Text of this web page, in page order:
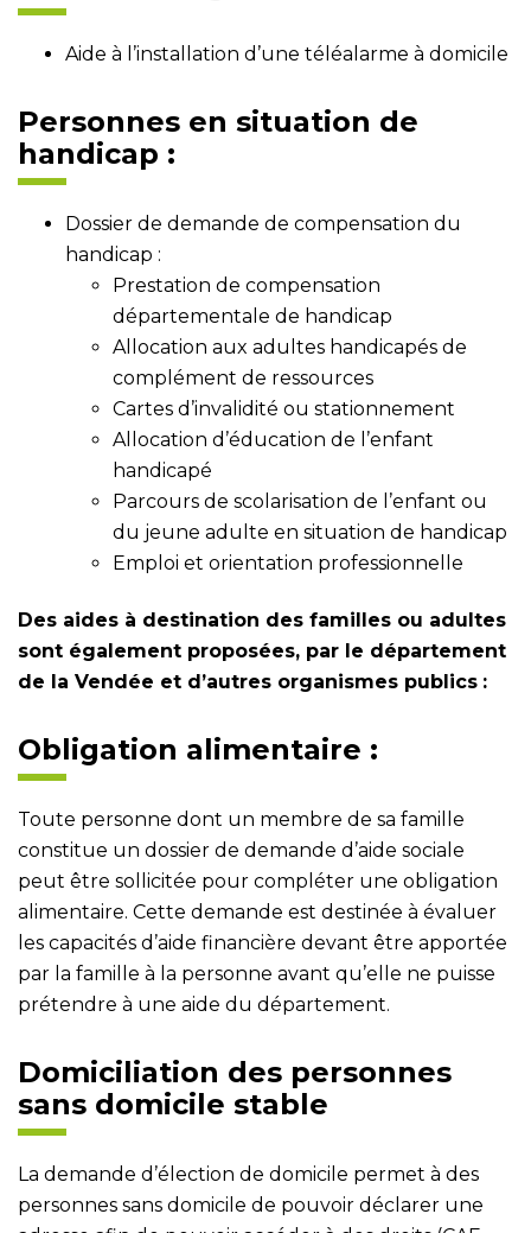
Aide à l’installation d’une téléalarme à domicile
Personnes en situation de
handicap :
Dossier de demande de compensation du
handicap :
Prestation de compensation
départementale de handicap
Allocation aux adultes handicapés de
complément de ressources
Cartes d’invalidité ou stationnement
Allocation d’éducation de l’enfant
handicapé
Parcours de scolarisation de l’enfant ou
du jeune adulte en situation de handicap
Emploi et orientation professionnelle
Des aides à destination des familles ou adultes
sont également proposées, par le département
de la Vendée et d’autres organismes publics :
Obligation alimentaire :
Toute personne dont un membre de sa famille
constitue un dossier de demande d’aide sociale
peut être sollicitée pour compléter une obligation
alimentaire. Cette demande est destinée à évaluer
les capacités d’aide financière devant être apportée
par la famille à la personne avant qu’elle ne puisse
prétendre à une aide du département.
Domiciliation des personnes
sans domicile stable
La demande d’élection de domicile permet à des
personnes sans domicile de pouvoir déclarer une